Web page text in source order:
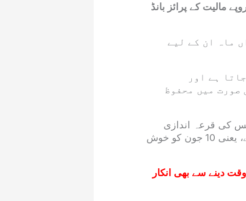
مالیت کے پرائز بانڈ
ماہ ان کے لیے
ہے اور
صورت میں محفوظ
40 ہزار روپے کا ہے جس کی قرعہ اندازی
رواں ماہ 10 جون کو مظفر آباد آزاد کشمیر میں ہو نے جا رہی ہے، یعنی 10 جون کو خوش
دینے سے بھی انکار